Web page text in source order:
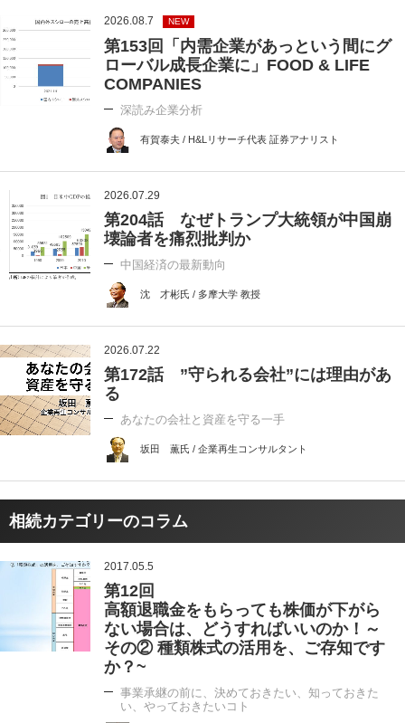
2026.08.7 NEW
第153回「内需企業があっという間にグ
ローバル成長企業に」FOOD & LIFE
COMPANIES
深読み企業分析
有賀泰夫 / H&Lリサーチ代表 証券アナリスト
2026.07.29
第204話 なぜトランプ大統領が中国崩
壊論者を痛烈批判か
中国経済の最新動向
沈 才彬氏 / 多摩大学 教授
2026.07.22
第172話 ”守られる会社”には理由があ
る
あなたの会社と資産を守る一手
坂田 薫氏 / 企業再生コンサルタント
相続カテゴリーのコラム
2017.05.5
第12回
高額退職金をもらっても株価が下がら
ない場合は、どうすればいいのか！～
その② 種類株式の活用を、ご存知です
か？~
事業承継の前に、決めておきたい、知っておきた
い、やっておきたいコト